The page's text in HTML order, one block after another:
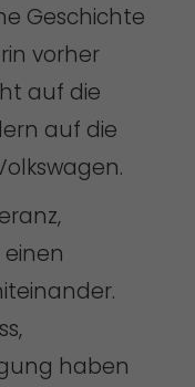
Geschichte
vorher
auf die
auf die
haben